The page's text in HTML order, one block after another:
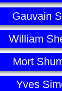
Gauvain
William
Mort
Yves